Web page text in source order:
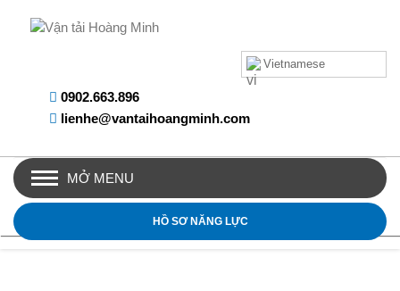
Vietnamese
0902.663.896
lienhe@vantaihoangminh.com
MỞ MENU
HỒ SƠ NĂNG LỰC